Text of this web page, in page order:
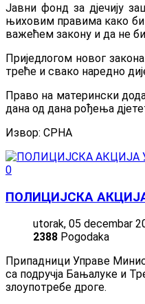
Јавни фонд за дјечију
њиховим правима како би
важећем закону и да не
Приједлогом новог
треће и свако наредно
Право на матерински
дана од дана рођења
Извор: СРНА
0
ПОЛИЦИЈСКА
utorak, 05 decembar
2388 Pogodaka
Припадници Управе
са подручја Бањалуке и
злоупотребе дроге.